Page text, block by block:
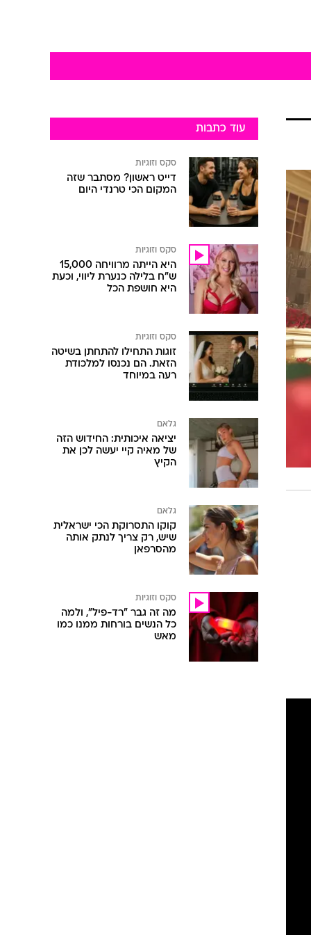
עוד כתבות
סקס וזוגיות
דייט ראשון? מסתבר שזה
המקום הכי טרנדי היום
סקס וזוגיות
היא הייתה מרוויחה 15,000
ש"ח בלילה כנערת ליווי, וכעת
היא חושפת הכל
סקס וזוגיות
זוגות התחילו להתחתן בשיטה
הזאת. הם נכנסו למלכודת
רעה במיוחד
גלאם
יציאה איכותית: החידוש הזה
של מאיה קיי יעשה לכן את
הקיץ
גלאם
קוקו התסרוקת הכי ישראלית
שיש, רק צריך לנתק אותה
מהסרפאן
סקס וזוגיות
מה זה גבר "רד-פיל", ולמה
כל הנשים בורחות ממנו כמו
מאש